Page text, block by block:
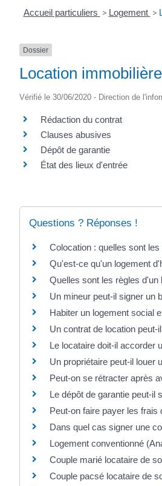
Accueil particuliers > Logement >
Dossier
Location
Vérifié le 30/06/2020 - Direction de
Rédaction du contrat
Clauses abusives
Dépôt de garantie
État des lieux d'entrée
Questions ? Réponses !
Colocation : quelles sont les
Qu'est-ce qu'un logement
Quelles sont les règles d'un
Un mineur peut-il signer un
Habiter un logement social
Un contrat de location
Le locataire doit-il accorder
Un propriétaire peut-il louer
Peut-on se rétracter après
Le dépôt de garantie peut-il
Peut-on faire payer les frais
Dans quel cas signer une
Logement conventionné
Couple marié locataire de
Couple pacsé locataire de